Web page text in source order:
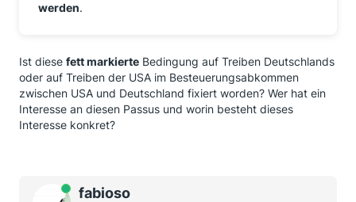
werden.
Ist diese fett markierte Bedingung auf Treiben Deutschlands
oder auf Treiben der USA im Besteuerungsabkommen
zwischen USA und Deutschland fixiert worden? Wer hat ein
Interesse an diesen Passus und worin besteht dieses
Interesse konkret?
Onlinefabioso